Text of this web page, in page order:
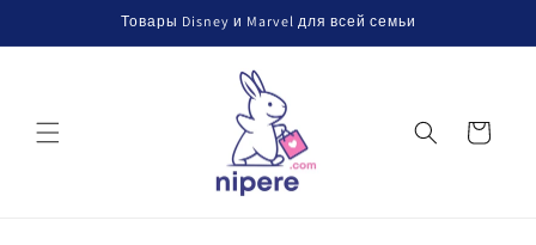
контенту
Товары Disney и Marvel для всей семьи
Корзина